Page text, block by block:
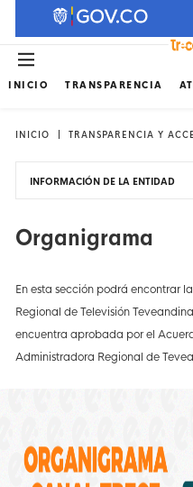
INICIO TRANSPARENCIA
INICIO TRANSPARENCIA Y
INFORMACIÓN DE LA ENTIDAD
Organigrama
En esta sección podrá encontrar
Regional de Televisión
encuentra aprobada por el
Administradora Regional de